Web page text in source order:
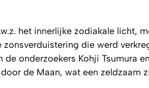
het innerlijke zodiakale licht,
die werd
onderzoekers Kohji Tsumura
de Maan, wat een zeldzaam